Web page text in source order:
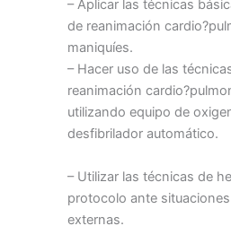
– Aplicar las técnicas
de reanimación
maniquíes.
– Hacer uso de las
reanimación
utilizando equipo de
desfibrilador automático.
– Utilizar las técnicas de
protocolo ante
externas.